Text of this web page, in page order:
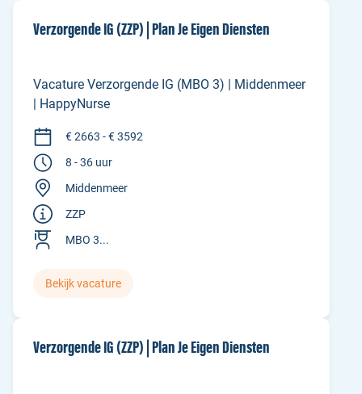
Verzorgende IG (ZZP) | Plan Je Eigen Diensten
Vacature Verzorgende IG (MBO 3) | Middenmeer
| HappyNurse
€ 2663 - € 3592
8 - 36 uur
Middenmeer
ZZP
MBO 3...
Bekijk vacature
Verzorgende IG (ZZP) | Plan Je Eigen Diensten